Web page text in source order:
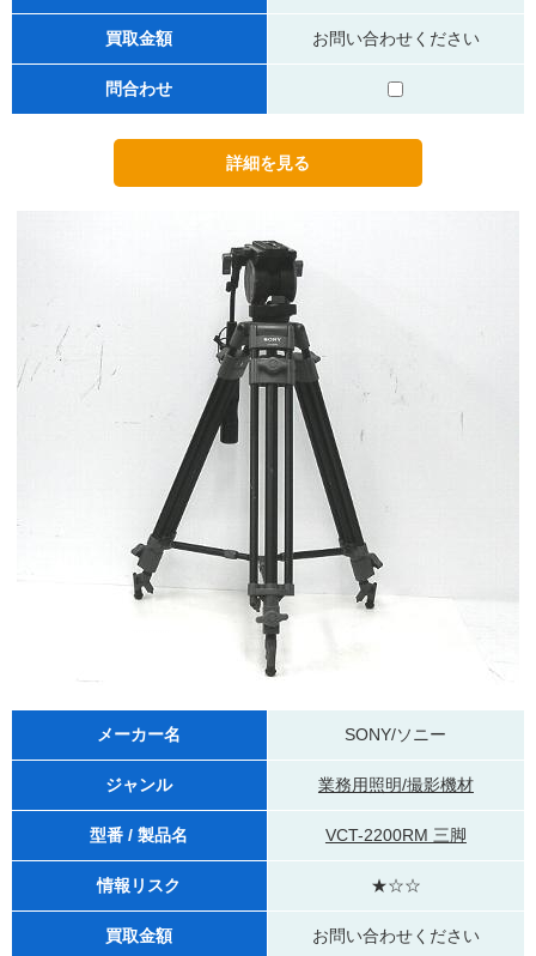
買取金額 お問い合わせください
問合わせ
メーカー名 SONY/ソニー
ジャンル 業務用照明/撮影機材
型番 / 製品名 VCT-2200RM 三脚
情報リスク ★☆☆
買取金額 お問い合わせください